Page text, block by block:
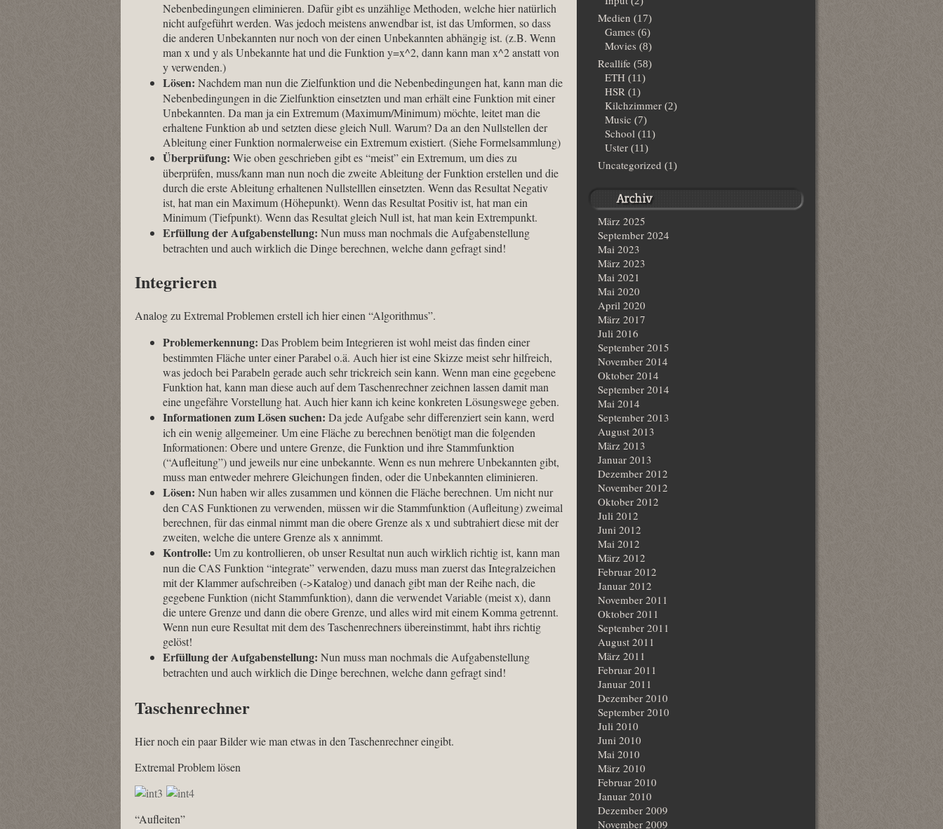
Nebenbedingungen eliminieren. Dafür gibt es unzählige Methoden, welche hier natürlich
nicht aufgeführt werden. Was jedoch meistens anwendbar ist, ist das Umformen, so dass
die anderen Unbekannten nur noch von der einen Unbekannten abhängig ist. (z.B. Wenn
man x und y als Unbekannte hat und die Funktion y=x^2, dann kann man x^2 anstatt von
y verwenden.)
Lösen: Nachdem man nun die Zielfunktion und die Nebenbedingungen hat, kann man die
Nebenbedingungen in die Zielfunktion einsetzten und man erhält eine Funktion mit einer
Unbekannten. Da man ja ein Extremum (Maximum/Minimum) möchte, leitet man die
erhaltene Funktion ab und setzten diese gleich Null. Warum? Da an den Nullstellen der
Ableitung einer Funktion normalerweise ein Extremum existiert. (Siehe Formelsammlung)
Überprüfung: Wie oben geschrieben gibt es “meist” ein Extremum, um dies zu
überprüfen, muss/kann man nun noch die zweite Ableitung der Funktion erstellen und die
durch die erste Ableitung erhaltenen Nullstelllen einsetzten. Wenn das Resultat Negativ
ist, hat man ein Maximum (Höhepunkt). Wenn das Resultat Positiv ist, hat man ein
Minimum (Tiefpunkt). Wenn das Resultat gleich Null ist, hat man kein Extrempunkt.
Erfüllung der Aufgabenstellung: Nun muss man nochmals die Aufgabenstellung
betrachten und auch wirklich die Dinge berechnen, welche dann gefragt sind!
Integrieren
Analog zu Extremal Problemen erstell ich hier einen “Algorithmus”.
Problemerkennung: Das Problem beim Integrieren ist wohl meist das finden einer
bestimmten Fläche unter einer Parabel o.ä. Auch hier ist eine Skizze meist sehr hilfreich,
was jedoch bei Parabeln gerade auch sehr trickreich sein kann. Wenn man eine gegebene
Funktion hat, kann man diese auch auf dem Taschenrechner zeichnen lassen damit man
eine ungefähre Vorstellung hat. Auch hier kann ich keine konkreten Lösungswege geben.
Informationen zum Lösen suchen: Da jede Aufgabe sehr differenziert sein kann, werd
ich ein wenig allgemeiner. Um eine Fläche zu berechnen benötigt man die folgenden
Informationen: Obere und untere Grenze, die Funktion und ihre Stammfunktion
(“Aufleitung”) und jeweils nur eine unbekannte. Wenn es nun mehrere Unbekannten gibt,
muss man entweder mehrere Gleichungen finden, oder die Unbekannten eliminieren.
Lösen: Nun haben wir alles zusammen und können die Fläche berechnen. Um nicht nur
den CAS Funktionen zu verwenden, müssen wir die Stammfunktion (Aufleitung) zweimal
berechnen, für das einmal nimmt man die obere Grenze als x und subtrahiert diese mit der
zweiten, welche die untere Grenze als x annimmt.
Kontrolle: Um zu kontrollieren, ob unser Resultat nun auch wirklich richtig ist, kann man
nun die CAS Funktion “integrate” verwenden, dazu muss man zuerst das Integralzeichen
mit der Klammer aufschreiben (->Katalog) und danach gibt man der Reihe nach, die
gegebene Funktion (nicht Stammfunktion), dann die verwendet Variable (meist x), dann
die untere Grenze und dann die obere Grenze, und alles wird mit einem Komma getrennt.
Wenn nun eure Resultat mit dem des Taschenrechners übereinstimmt, habt ihrs richtig
gelöst!
Erfüllung der Aufgabenstellung: Nun muss man nochmals die Aufgabenstellung
betrachten und auch wirklich die Dinge berechnen, welche dann gefragt sind!
Taschenrechner
Hier noch ein paar Bilder wie man etwas in den Taschenrechner eingibt.
Extremal Problem lösen
“Aufleiten”
Medien (17)
Games (6)
Movies (8)
Reallife (58)
ETH (11)
HSR (1)
Kilchzimmer (2)
Music (7)
School (11)
Uster (11)
Uncategorized (1)
März 2025
September 2024
Mai 2023
März 2023
Mai 2021
Mai 2020
April 2020
März 2017
Juli 2016
September 2015
November 2014
Oktober 2014
September 2014
Mai 2014
September 2013
August 2013
März 2013
Januar 2013
Dezember 2012
November 2012
Oktober 2012
Juli 2012
Juni 2012
Mai 2012
März 2012
Februar 2012
Januar 2012
November 2011
Oktober 2011
September 2011
August 2011
März 2011
Februar 2011
Januar 2011
Dezember 2010
September 2010
Juli 2010
Juni 2010
Mai 2010
März 2010
Februar 2010
Januar 2010
Dezember 2009
November 2009